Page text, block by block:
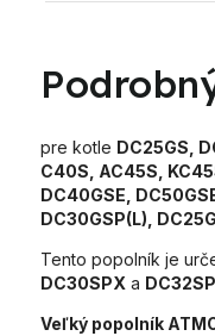
pre kotle DC25GS,
C40S, AC45S,
DC40GSE,
DC30GSP(L),
Tento popolník je
DC30SPX a
Veľký popolník